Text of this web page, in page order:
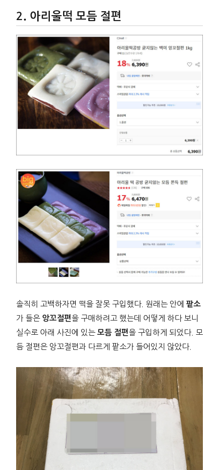
아리울떡 모듬 절편
솔직히 고백하자면 떡을 잘못 구입했다. 원래는 안에 팥소
가 들은 앙꼬절편 을 구매하려고 했는데 어떻게 하다 보니
실수로 아래 사진에 있는 모듬 절편 을 구입하게 되었다. 모
듬 절편은 앙꼬절편과 다르게 팥소가 들어있지 않았다.